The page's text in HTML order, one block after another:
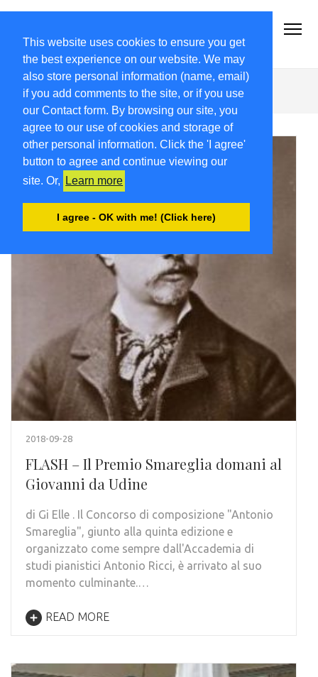
This website uses cookies to ensure you get
the best experience on our website. We may
also store personal information (name, email)
if you add comments to the site, or if you use
our Contact form. By browsing our site, you
agree to our use of cookies and storage of
other personal information. Click the 'I agree'
button to agree and continue viewing our
site. Or,
Learn more
I agree - OK with me! (Click here)
Archivio Articoli del 2018 FriuliVG.com by Giuseppe Longo
Gorizia
2018-09-28
FLASH – Il Premio Smareglia domani al
Giovanni da Udine
di Gi Elle . Il Concorso di composizione "Antonio
Smareglia", giunto alla quinta edizione e
organizzato come sempre dall'Accademia di
studi pianistici Antonio Ricci, è arrivato al suo
momento culminante.…
READ MORE